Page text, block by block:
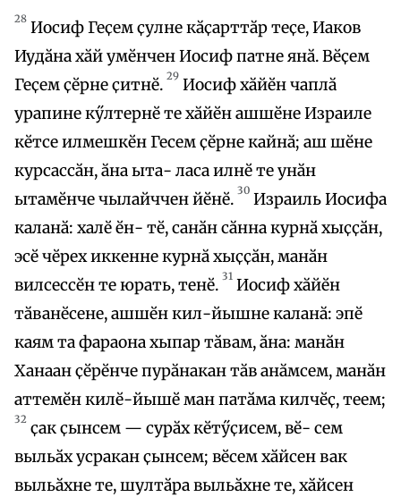
28 Иосиф Геҫем ҫулне кӑҫарттӑр теҫе, Иаков
Иудӑна хӑй умӗнчен Иосиф патне янӑ. Вӗҫем
Геҫем ҫӗрне ҫитнӗ. 29 Иосиф хӑйӗн чаплӑ
урапине кӳлтернӗ те хӑйӗн ашшӗне Израиле
кӗтсе илмешкӗн Гесем ҫӗрне кайнӑ; аш шӗне
курсассӑн, ӑна ыта- ласа илнӗ те унӑн
ытамӗнче чылайччен йӗнӗ. 30 Израиль Иосифа
каланӑ: халӗ ӗн- тӗ, санӑн сӑнна курнӑ хыҫҫӑн,
эсӗ чӗрех иккенне курнӑ хыҫҫӑн, манӑн
вилсессӗн те юрать, тенӗ. 31 Иосиф хӑйӗн
тӑванӗсене, ашшӗн кил-йышне каланӑ: эпӗ
каям та фараона хыпар тӑвам, ӑна: манӑн
Ханаан ҫӗрӗнче пурӑнакан тӑв анӑмсем, манӑн
аттемӗн килӗ-йышӗ ман патӑма килчӗҫ, теем;
32 ҫак ҫынсем — сурӑх кӗтӳҫисем, вӗ- сем
выльӑх усракан ҫынсем; вӗсем хӑйсен вак
выльӑхне те, шултӑра выльӑхне те, хӑйсен